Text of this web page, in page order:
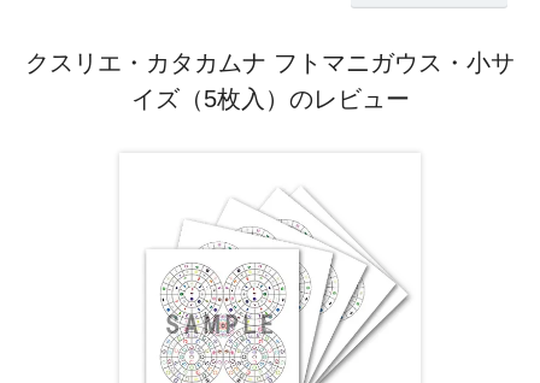
クスリエ・カタカムナ フトマニガウス・小サ
イズ（5枚入）のレビュー